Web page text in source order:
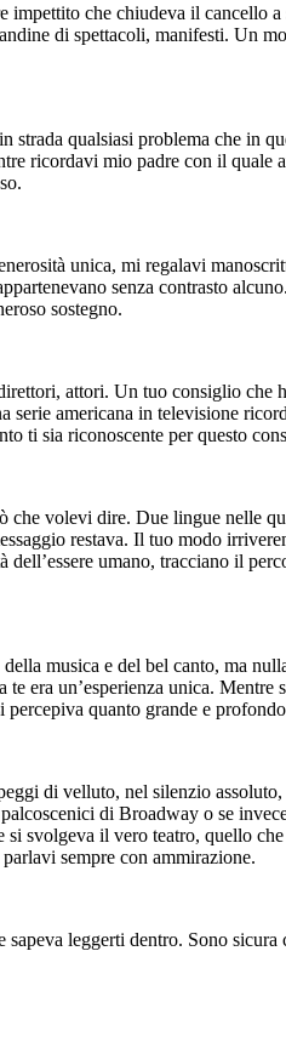
che chiudeva il cancello
di spettacoli, manifesti. Un
qualsiasi problema che in
ricordavi mio padre con il quale
unica, mi regalavi
senza contrasto
sostegno.
attori. Un tuo consiglio che
serie americana in televisione
ti sia riconoscente per questo
volevi dire. Due lingue nelle
restava. Il tuo modo
umano, tracciano il
musica e del bel canto, ma
era un’esperienza unica.
quanto grande e
di velluto, nel silenzio
di Broadway o se
svolgeva il vero teatro, quello
sempre con ammirazione.
leggerti dentro. Sono